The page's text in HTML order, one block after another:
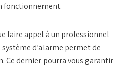
fonctionnement.
faire appel à un professionnel
d’alarme permet de
Ce dernier pourra vous garantir